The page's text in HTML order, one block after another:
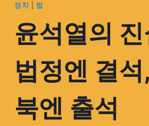
정치 법
윤석열의
법정엔 결
북엔 출석